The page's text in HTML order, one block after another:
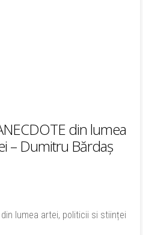
din lumea
– Dumitru Bărdaș
din lumea artei, politicii si stiinței